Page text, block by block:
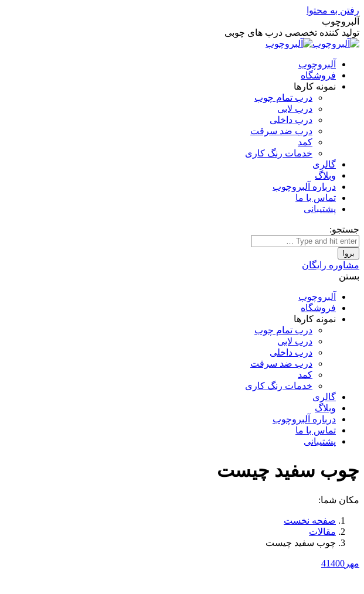
رفتن به محتوا
آلبروچوب
تولید کننده تخصصی درب های چوبی
آلبروچوب
فروشگاه
نمونه کارها
درب تمام چوب
درب لابی
درب داخلی
درب ضد سرقت
کمد
خدمات رنگ کاری
گالری
وبلاگ
درباره آلبروچوب
تماس با ما
پشتیبانی
جستجو:
مشاوره رایگان
بستن
آلبروچوب
فروشگاه
نمونه کارها
درب تمام چوب
درب لابی
درب داخلی
درب ضد سرقت
کمد
خدمات رنگ کاری
گالری
وبلاگ
درباره آلبروچوب
تماس با ما
پشتیبانی
چوب سفید چیست
مکان شما:
صفحه نخست
مقالات
چوب سفید چیست
مهر 41400